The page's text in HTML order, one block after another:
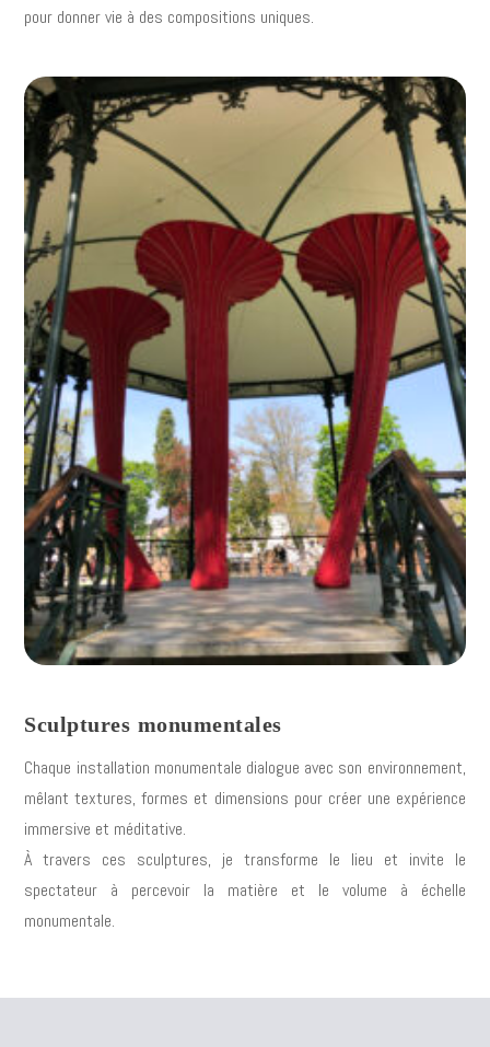
pour donner vie à des compositions uniques.
Sculptures monumentales
Chaque installation monumentale dialogue avec son environnement,
mêlant textures, formes et dimensions pour créer une expérience
immersive et méditative.
À travers ces sculptures, je transforme le lieu et invite le
spectateur à percevoir la matière et le volume à échelle
monumentale.